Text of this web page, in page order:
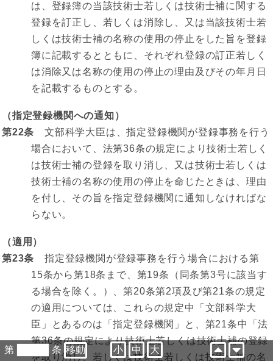
は、登録簿の当該技術士若しくは技術士補に関する
登録を訂正し、若しくは消除し、又は当該技術士若
しくは技術士補の名称の使用の停止をした旨を登録
簿に記載するとともに、それぞれ登録の訂正若しく
は消除又は名称の使用の停止の理由及びその年月日
を記載するものとする。
（指定登録機関への通知）
第22条 文部科学大臣は、指定登録機関が登録事務を行う
場合において、法第36条の規定により技術士若しく
は技術士補の登録を取り消し、又は技術士若しくは
技術士補の名称の使用の停止を命じたときは、理由
を付し、その旨を指定登録機関に通知しなければな
らない。
（適用）
第23条 指定登録機関が登録事務を行う場合における第
15条から第18条まで、第19条（同条第3号に該当す
る場合を除く。）、第20条第2項及び第21条の規定
の適用については、これらの規定中「文部科学大
臣」とあるのは「指定登録機関」と、第21条中「法
第36条の規定により技術士若しくは技術士補の登録
を取り消し、若しくは技術士若しくは技術士補の名
第 条 小 中 大